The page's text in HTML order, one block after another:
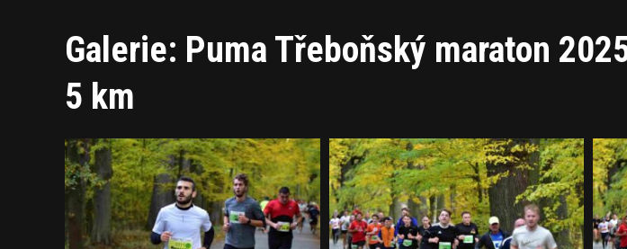
Galerie: Puma Třeboňský maraton
5 km